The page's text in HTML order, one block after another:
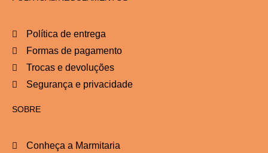
Política de entrega
Formas de pagamento
Trocas e devoluções
Segurança e privacidade
SOBRE
Conheça a Marmitaria